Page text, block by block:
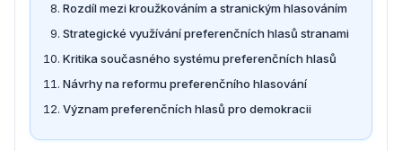
Rozdíl mezi kroužkováním a stranickým hlasováním
Strategické využívání preferenčních hlasů stranami
Kritika současného systému preferenčních hlasů
Návrhy na reformu preferenčního hlasování
Význam preferenčních hlasů pro demokracii